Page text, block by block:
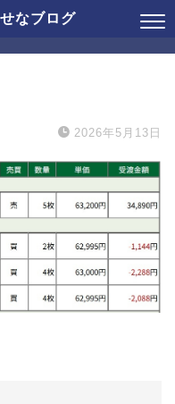
なブログ
2026年5月13日